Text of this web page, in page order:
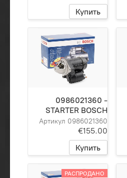
Купить
0986021360 -
STARTER BOSCH
Артикул 0986021360
€155.00
Купить
РАСПРОДАНО